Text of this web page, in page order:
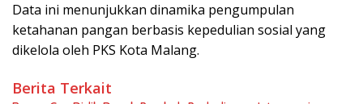
Data ini menunjukkan dinamika pengumpulan
ketahanan pangan berbasis kepedulian sosial yang
dikelola oleh PKS Kota Malang.
Berita Terkait